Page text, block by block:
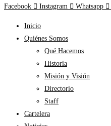
Facebook
Instagram Whatsapp
Inicio
Quiénes Somos
Qué Hacemos
Historia
Misión y Visión
Directorio
Staff
Cartelera